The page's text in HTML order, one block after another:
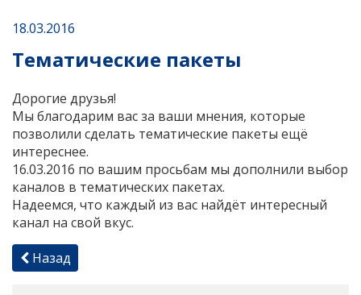
18.03.2016
Тематические пакеты
Дорогие друзья!
Мы благодарим вас за ваши мнения, которые
позволили сделать тематические пакеты ещё
интереснее.
16.03.2016 по вашим просьбам мы дополнили выбор
каналов в тематических пакетах.
Надеемся, что каждый из вас найдёт интересный
канал на свой вкус.
Назад